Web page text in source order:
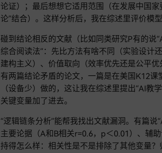
论证）；最后想想它适用范围（在发展中国
论”结合）。这样分析后，我在综述里评价模
碰到结论相反的文献（比如同类研究P有的说
综合阅读法”：先比方法有啥不同（实验设计
建构主义）、价值取向（效率优先还是公平
有两篇结论矛盾的论文，一篇是在美国K12
（设备少）做的，这让我在综述里提出“AI教
关键变量加了进去。
“逻辑链条分析”能帮我找出文献漏洞。有篇
主要论据（A和B相关r=0.6，p＜0.01）、辅
持得怎么样：相关性是不是排除了其他变量